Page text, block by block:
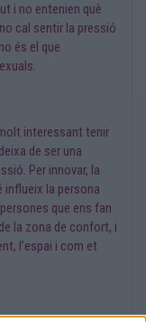
i no entenien què
cal sentir la pressió
és el que
interessant tenir
de ser una
Per innovar, la
influeix la persona
que ens fan
la zona de confort, i
l’espai i com et